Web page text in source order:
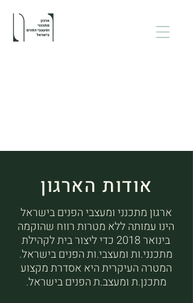
אודות הארגון
ארגון מתכנני ומעצבי הפנים בישראל
הינו עמותה ללא מטרות רווח שהוקמה
בינואר 2018 כדי ליצור בית לקהילת
מתכנני.ות ומעצבי.ות הפנים בישראל.
המטרה העיקרית היא אסדרת מקצוע
מתכנן.ת ומעצב.ת הפנים בישראל.